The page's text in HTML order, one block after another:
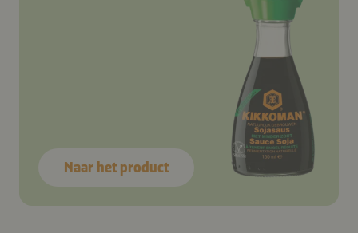
Naar het product